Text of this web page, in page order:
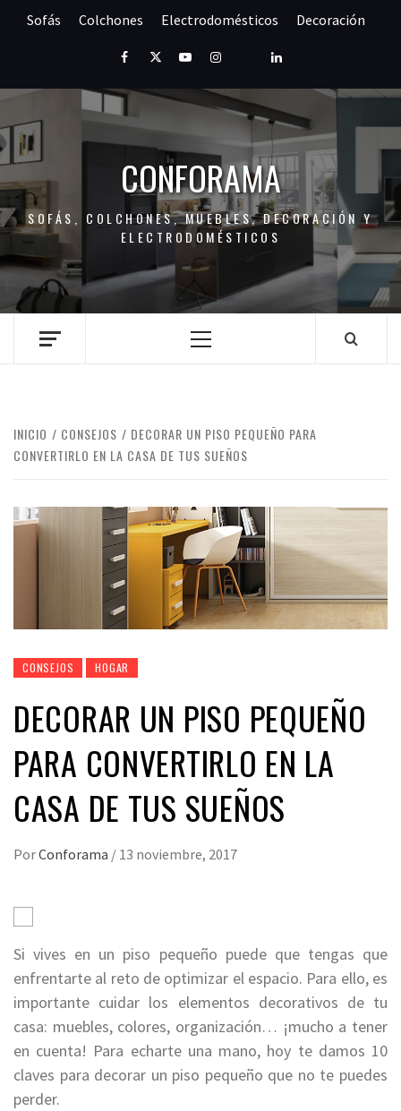
Sofás Colchones Electrodomésticos Decoración
FacebookTwitterYoutubeInstagramPinterestLinkedIn
CONFORAMA
SOFÁS, COLCHONES, MUEBLES, DECORACIÓN Y
ELECTRODOMÉSTICOS
Menú
INICIO CONSEJOS
DECORAR UN PISO PEQUEÑO PARA
CONVERTIRLO EN LA CASA DE TUS SUEÑOS
CONSEJOS HOGAR
DECORAR UN PISO PEQUEÑO
PARA CONVERTIRLO EN LA
CASA DE TUS SUEÑOS
PorConforama / 13 noviembre, 2017
Si vives en un piso pequeño puede que tengas que
enfrentarte al reto de optimizar el espacio. Para ello, es
importante cuidar los elementos decorativos de tu
casa: muebles, colores, organización… ¡mucho a tener
en cuenta! Para echarte una mano, hoy te damos 10
claves para decorar un piso pequeño que no te puedes
perder.